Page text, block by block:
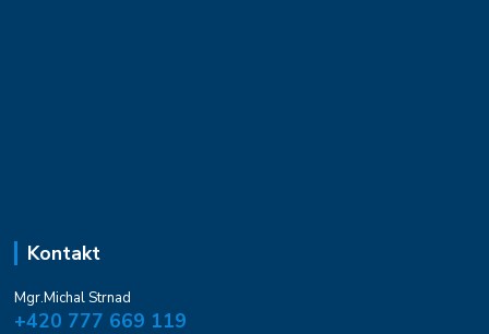
Kontakt
Mgr.Michal Strnad
+420 777 669 119